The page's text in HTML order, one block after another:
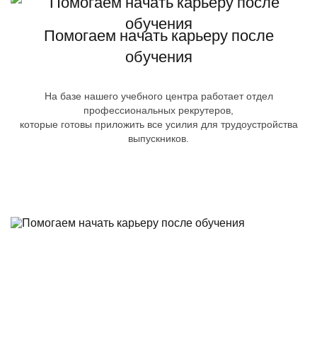
Помогаем начать карьеру после
обучения
На базе нашего учебного центра работает отдел
профессиональных рекрутеров,
которые готовы приложить все усилия для трудоустройства
выпускников.